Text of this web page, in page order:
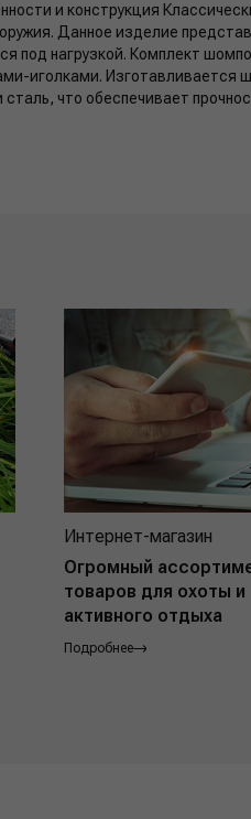
и конструкция
Данное изделие
под нагрузкой. Комплект
иголками. Изготавливается
что обеспечивает
Интернет-магазин
Огромный
товаров для охоты и
активного отдыха
Подробнее